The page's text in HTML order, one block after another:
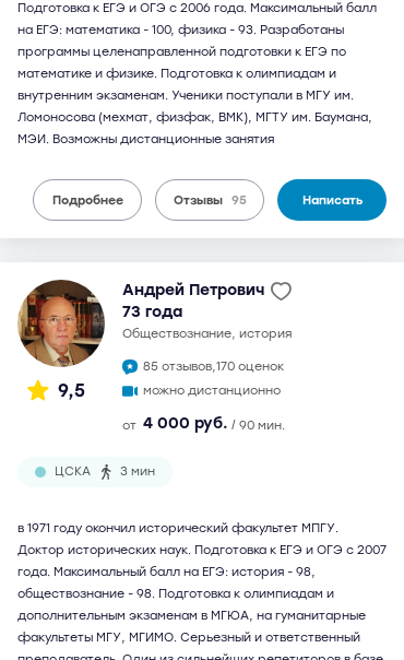
Подготовка к ЕГЭ и ОГЭ с 2006 года. Максимальный балл
на ЕГЭ: математика - 100, физика - 93. Разработаны
программы целенаправленной подготовки к ЕГЭ по
математике и физике. Подготовка к олимпиадам и
внутренним экзаменам. Ученики поступали в МГУ им.
Ломоносова (мехмат, физфак, ВМК), МГТУ им. Баумана,
МЭИ. Возможны дистанционные занятия
Подробнее Отзывы 95 Написать
9,5
Андрей Петрович
73 года
обществознание, история
85 отзывов,170 оценок
можно дистанционно
от 4 000 руб. / 90 мин.
ЦСКА 3 мин
в 1971 году окончил исторический факультет МПГУ.
Доктор исторических наук. Подготовка к ЕГЭ и ОГЭ с 2007
года. Максимальный балл на ЕГЭ: история - 98,
обществознание - 98. Подготовка к олимпиадам и
дополнительным экзаменам в МГЮА, на гуманитарные
факультеты МГУ, МГИМО. Серьезный и ответственный